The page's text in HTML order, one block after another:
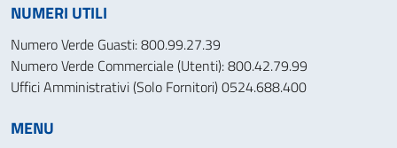
NUMERI UTILI
Numero Verde Guasti: 800.99.27.39
Numero Verde Commerciale (Utenti): 800.42.79.99
Uffici Amministrativi (Solo Fornitori) 0524.688.400
MENU